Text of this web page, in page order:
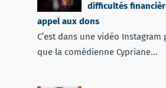
difficultés
appel aux dons
C’est dans une vidéo
que la comédienne Cypriane...